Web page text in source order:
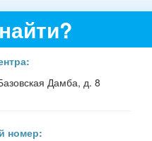
Дамба, д. 8
номер: